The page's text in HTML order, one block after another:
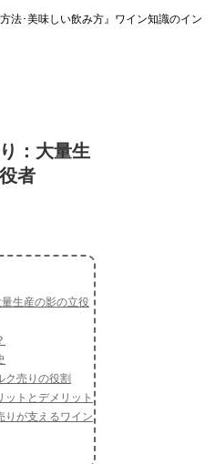
法･美味しい飲み方』ワイン知識のイン
：大量生
者
生産の影の立役
ク売りの役割
ットとデメリット
りが支えるワイン